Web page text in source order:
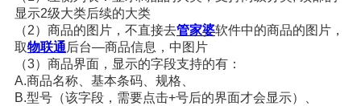
显示2级大类后续的大类
（2）商品的图片，不直接去管家婆软件中的商品的图片，
取物联通后台—商品信息，中图片
（3）商品界面，显示的字段支持的有：
A.商品名称、基本条码、规格、
B.型号（该字段，需要点击+号后的界面才会显示）、